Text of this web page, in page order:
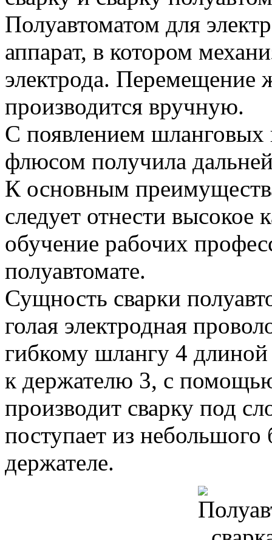
Полуавтоматом для
аппарат, в котором
электрода. Перемещение
производится вручную.
С появлением шланговых
флюсом получила
К основным
следует отнести высокое
обучение рабочих
полуавтомате.
Сущность сварки
голая электродная
гибкому шлангу 4
к держателю 3, с
производит сварку под
поступает из
держателе.